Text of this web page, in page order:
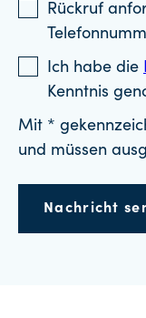
Rückruf
Ich habe die
Kenntnis
Mit *
und müssen
Nachricht